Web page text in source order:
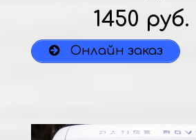
1450 руб.
Онлайн заказ